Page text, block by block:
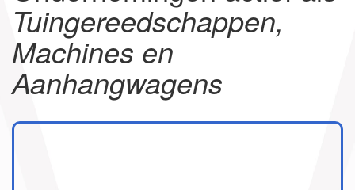
Tuingereedschappen,
Machines en
Aanhangwagens